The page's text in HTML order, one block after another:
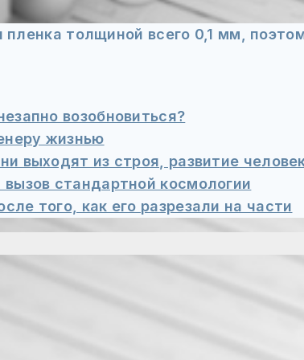
толщиной всего 0,1 мм,
возобновиться?
жизнью
выходят из строя, развитие
стандартной космологии
того, как его разрезали на части